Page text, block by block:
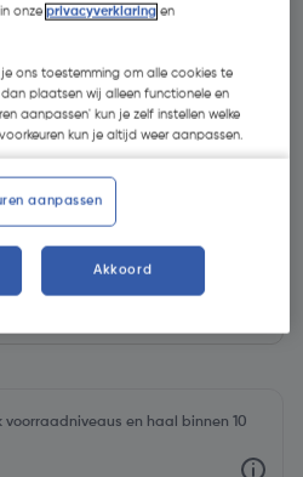
voorraadniveaus en haal binnen 10
in onzeprivacyverklaring en
ons toestemming om alle cookies te
plaatsen wij alleen functionele en
aanpassen' kun je zelf instellen welke
kun je altijd weer aanpassen.
aanpassen
Akkoord